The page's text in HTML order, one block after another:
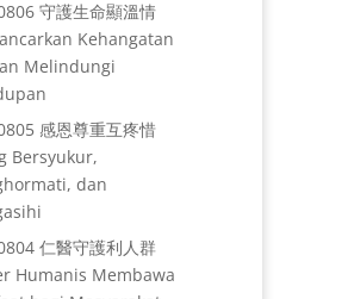
守護生命顯溫情
Kehangatan
Melindungi
感恩尊重互疼惜
Bersyukur,
dan
仁醫守護利人群
Humanis Membawa